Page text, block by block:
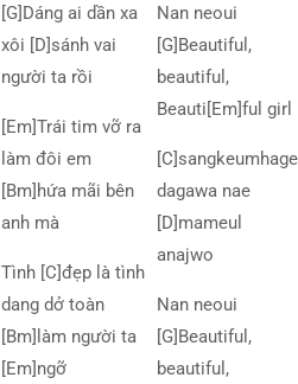
[G]Dáng ai dần xa
xôi [D]sánh vai
người ta rồi
[Em]Trái tim vỡ ra
làm đôi em
[Bm]hứa mãi bên
anh mà
Tình [C]đẹp là tình
dang dở toàn
[Bm]làm người ta
[Em]ngỡ
Nan neoui
[G]Beautiful,
beautiful,
Beauti[Em]ful girl
[C]sangkeumhage
dagawa nae
[D]mameul
anajwo
Nan neoui
[G]Beautiful,
beautiful,